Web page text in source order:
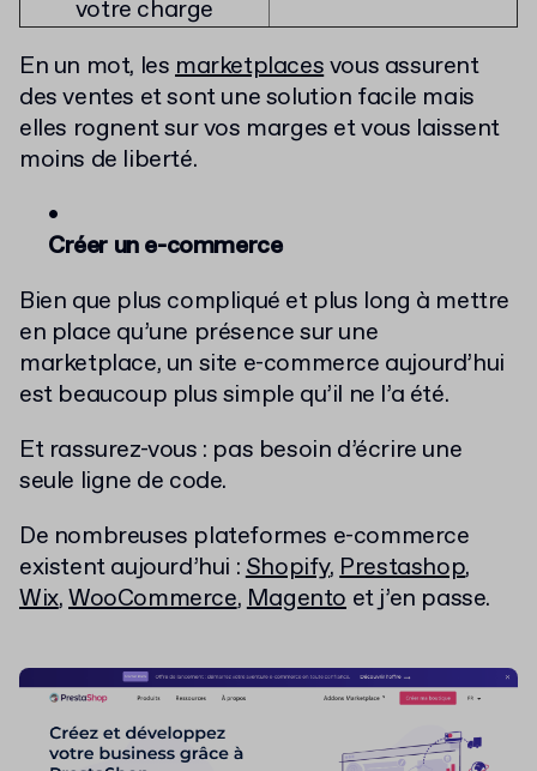
votre charge
En un mot, lesmarketplacesvous assurent
des ventes et sont une solution facile mais
elles rognent sur vos marges et vous laissent
moins de liberté.
Créer un e-commerce
Bien que plus compliqué et plus long à mettre
en place qu’une présence sur une
marketplace, un site e-commerce aujourd’hui
est beaucoup plus simple qu’il ne l’a été.
Et rassurez-vous : pas besoin d’écrire une
seule ligne de code.
De nombreuses plateformes e-commerce
existent aujourd’hui :Shopify,Prestashop,
Wix,WooCommerce,Magento et j’en passe.